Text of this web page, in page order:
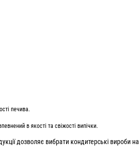
печива.
в якості та свіжості випічки.
дозволяє вибрати кондитерські вироби на